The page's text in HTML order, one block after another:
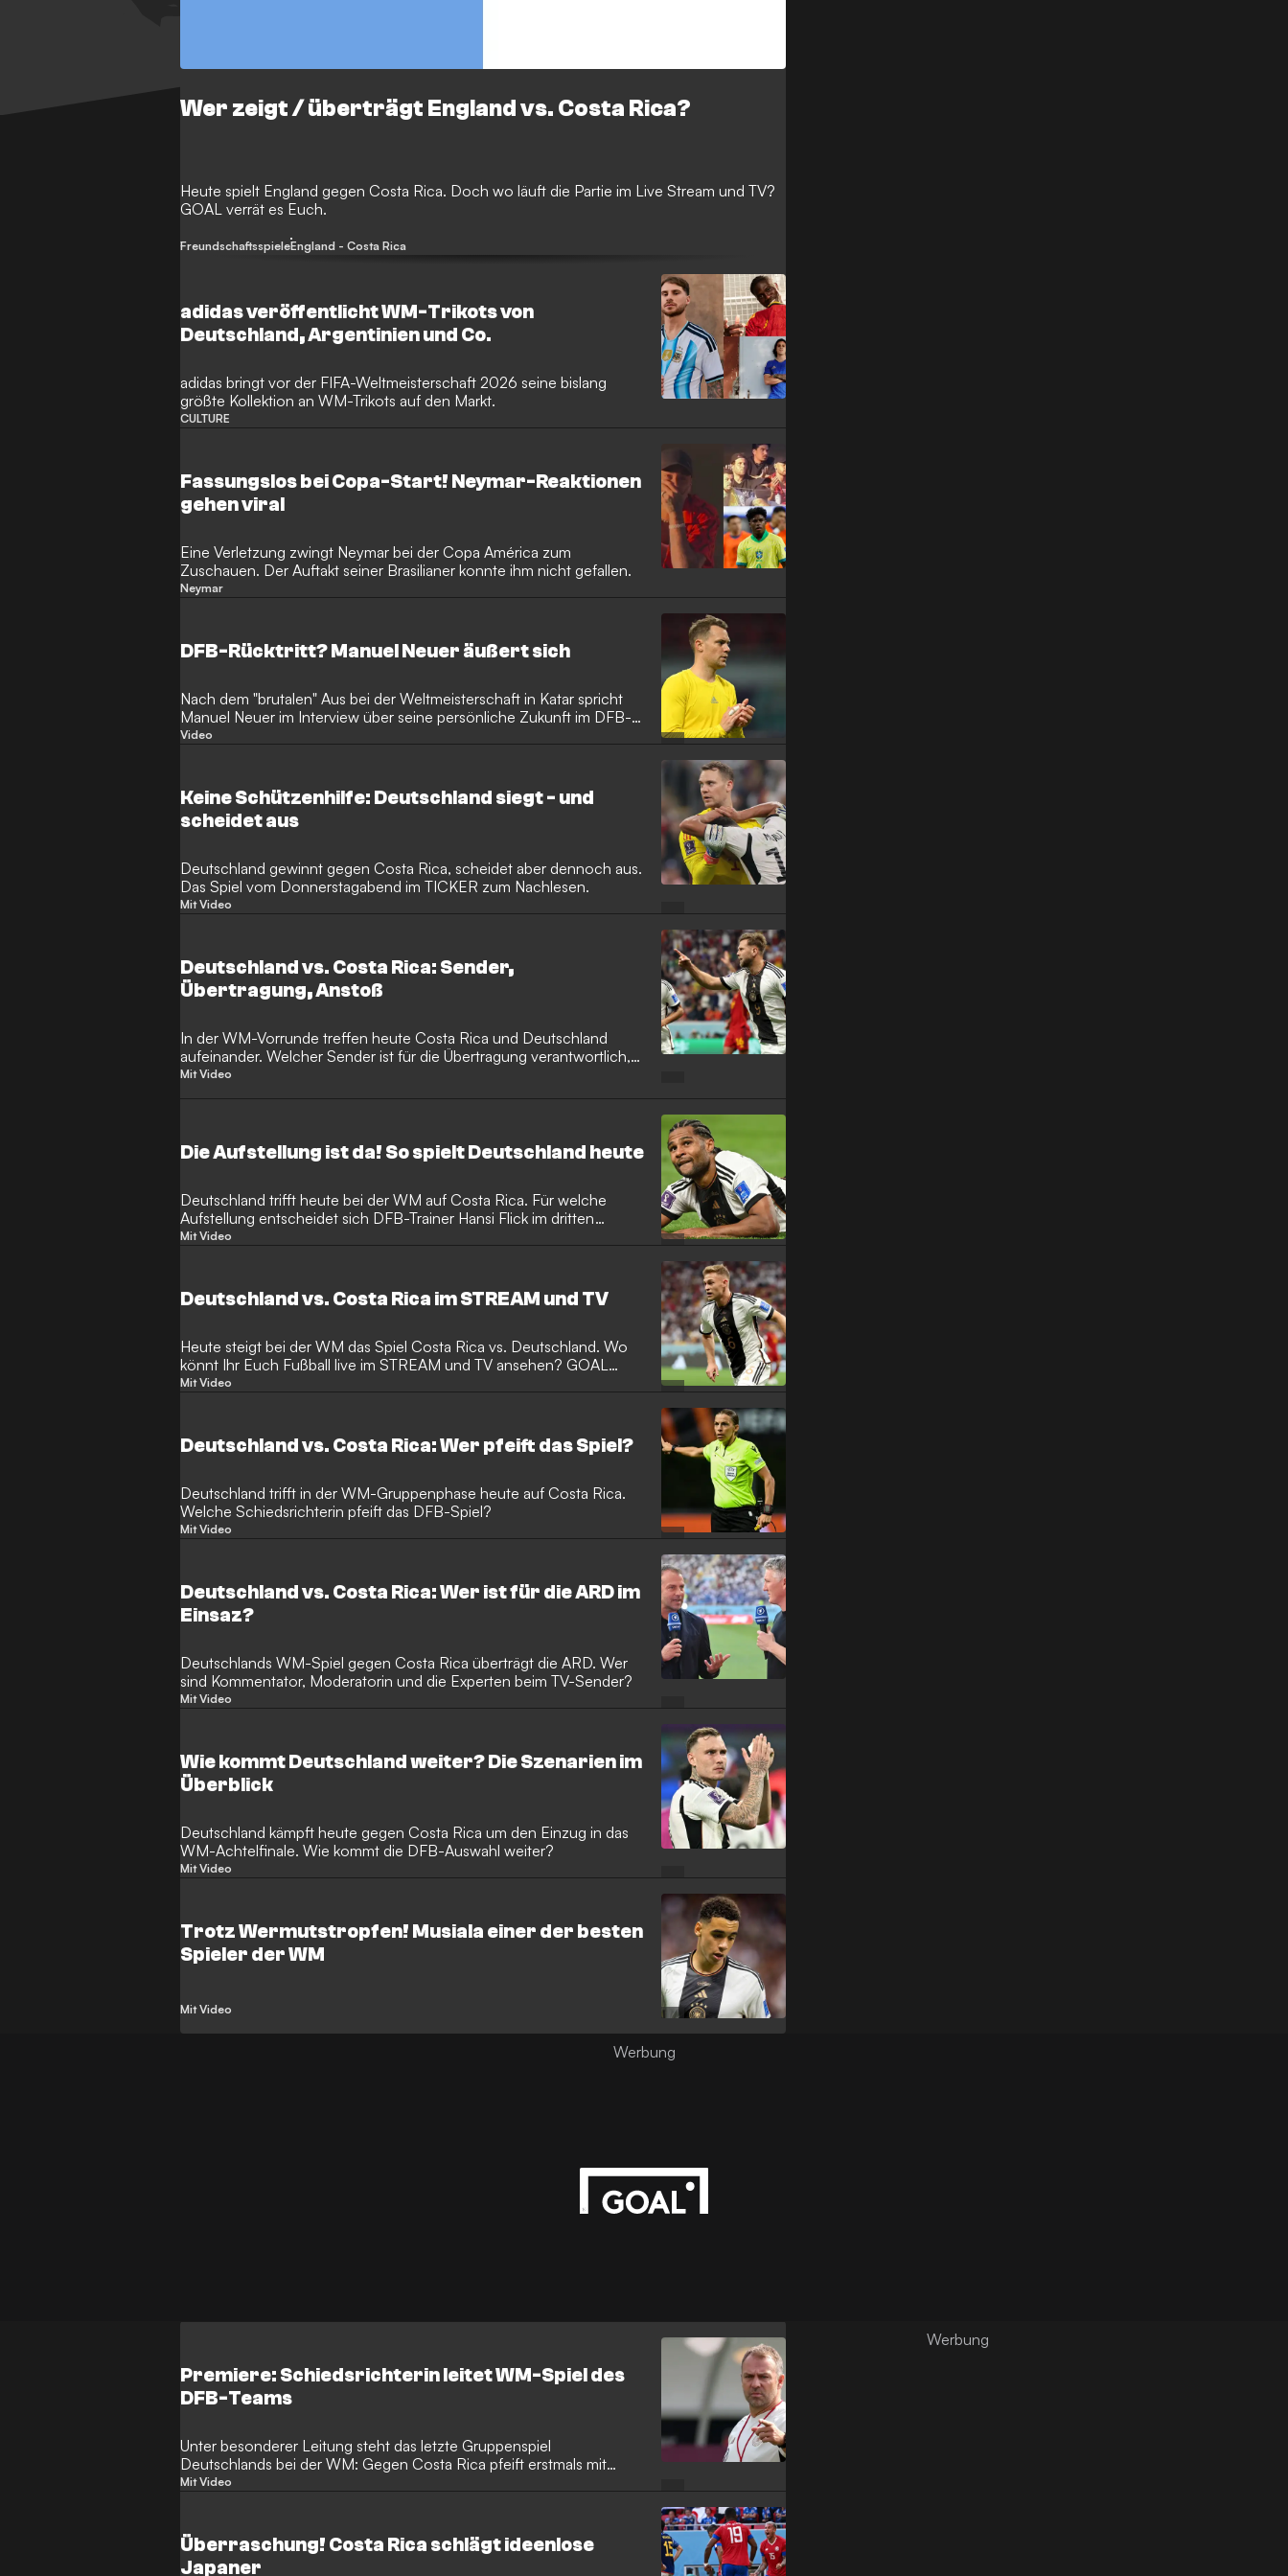
Wer zeigt / überträgt England vs. Costa Rica?
Heute spielt England gegen Costa Rica. Doch wo läuft die Partie im Live Stream und TV?
GOAL verrät es Euch.
FreundschaftsspieleEngland - Costa Rica
adidas veröffentlicht WM-Trikots von
Deutschland, Argentinien und Co.
adidas bringt vor der FIFA-Weltmeisterschaft 2026 seine bislang
größte Kollektion an WM-Trikots auf den Markt.
CULTURE
Fassungslos bei Copa-Start! Neymar-Reaktionen
gehen viral
Eine Verletzung zwingt Neymar bei der Copa América zum
Zuschauen. Der Auftakt seiner Brasilianer konnte ihm nicht gefallen.
Neymar
DFB-Rücktritt? Manuel Neuer äußert sich
Nach dem "brutalen" Aus bei der Weltmeisterschaft in Katar spricht
Manuel Neuer im Interview über seine persönliche Zukunft im DFB-
Team.
Video
Keine Schützenhilfe: Deutschland siegt - und
scheidet aus
Deutschland gewinnt gegen Costa Rica, scheidet aber dennoch aus.
Das Spiel vom Donnerstagabend im TICKER zum Nachlesen.
Mit Video
Deutschland vs. Costa Rica: Sender,
Übertragung, Anstoß
In der WM-Vorrunde treffen heute Costa Rica und Deutschland
aufeinander. Welcher Sender ist für die Übertragung verantwortlich,
und wann ist Anstoß?
Mit Video
Die Aufstellung ist da! So spielt Deutschland heute
Deutschland trifft heute bei der WM auf Costa Rica. Für welche
Aufstellung entscheidet sich DFB-Trainer Hansi Flick im dritten
Gruppenspiel?
Mit Video
Deutschland vs. Costa Rica im STREAM und TV
Heute steigt bei der WM das Spiel Costa Rica vs. Deutschland. Wo
könnt Ihr Euch Fußball live im STREAM und TV ansehen? GOAL
bietet Infos.
Mit Video
Deutschland vs. Costa Rica: Wer pfeift das Spiel?
Deutschland trifft in der WM-Gruppenphase heute auf Costa Rica.
Welche Schiedsrichterin pfeift das DFB-Spiel?
Mit Video
Deutschland vs. Costa Rica: Wer ist für die ARD im
Einsaz?
Deutschlands WM-Spiel gegen Costa Rica überträgt die ARD. Wer
sind Kommentator, Moderatorin und die Experten beim TV-Sender?
Mit Video
Wie kommt Deutschland weiter? Die Szenarien im
Überblick
Deutschland kämpft heute gegen Costa Rica um den Einzug in das
WM-Achtelfinale. Wie kommt die DFB-Auswahl weiter?
Mit Video
Trotz Wermutstropfen! Musiala einer der besten
Spieler der WM
Mit Video
Premiere: Schiedsrichterin leitet WM-Spiel des
DFB-Teams
Unter besonderer Leitung steht das letzte Gruppenspiel
Deutschlands bei der WM: Gegen Costa Rica pfeift erstmals mit
Stéphanie Frappart eine Frau.
Mit Video
Überraschung! Costa Rica schlägt ideenlose
Japaner